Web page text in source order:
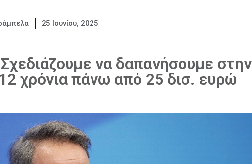
25 Ιουνίου, 2025
να δαπανήσουμε στην
χρόνια πάνω από 25 δισ. ευρώ